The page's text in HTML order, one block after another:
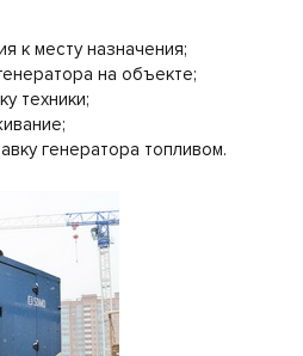
к месту назначения;
на объекте;
техники;
генератора топливом.